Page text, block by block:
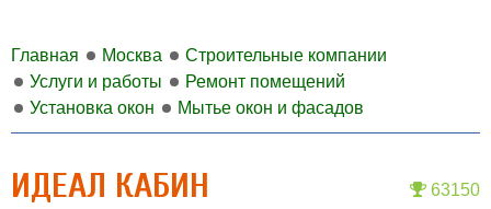
Главная Москва
Строительные компании
Услуги и работы
Ремонт помещений
Установка окон
Мытье окон и фасадов
63150
ИДЕАЛ КАБИН